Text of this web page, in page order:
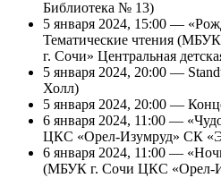
Библиотека № 13)
5 января 2024, 15:00 —
Тематические чтения
г. Сочи» Центральная
5 января 2024, 20:00 —
Холл)
5 января 2024, 20:00 —
6 января 2024, 11:00 —
ЦКС «Орел-Изумруд» СК
6 января 2024, 11:00 —
(МБУК г. Сочи ЦКС «Орел-